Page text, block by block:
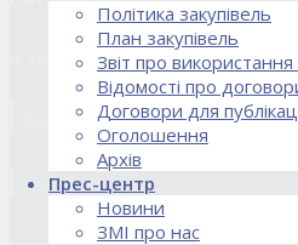
Політика закупівель
План закупівель
Звіт про використання
Відомості про
Договори для
Оголошення
Архів
Прес-центр
Новини
ЗМІ про нас
м. Київ, вул. Кирилівська, 85
Контакти договірного відділу,
kanc@uie.kiev.ua